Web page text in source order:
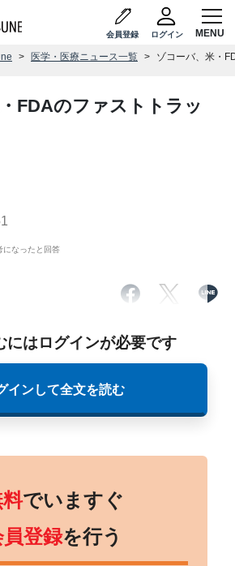
会員登録 ログイン
医学・医療ニュース一覧 ゾコーバ、米・
FDAのファストトラッ
になったと回答
にはログインが必要です
インして全文を読む
でいますぐ
員登録を行う